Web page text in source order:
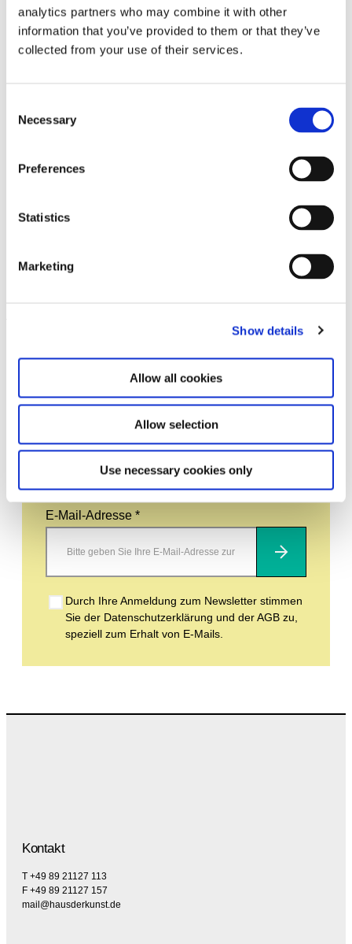
analytics partners who may combine it with other
information that you’ve provided to them or that they’ve
collected from your use of their services.
Selection
Necessary
Preferences
Statistics
Marketing
Show details
Allow all cookies
Allow selection
Use necessary cookies only
versand@hausderkunst.de
Zugehörig
Tronies — Marlene Dumas und
29.10.10 – 6.2.11
Abonnieren Sie unseren Newsletter
Bleiben Sie auf dem Laufenden und erfahren
Sie mehr über aktuelle Veranstaltungen und
bevorstehende Ausstellungen. Wir freuen uns
auf Ihren nächsten Besuch!
E-Mail-Adresse *
Abonnieren
Durch Ihre Anmeldung zum Newsletter stimmen
Sie der Datenschutzerklärung und der AGB zu,
speziell zum Erhalt von E-Mails.
Kontakt
T +49 89 21127 113
F +49 89 21127 157
mail@hausderkunst.de